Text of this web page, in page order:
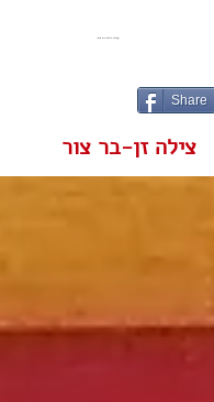
צילה זן-בר צור
עגלת הקניות שלי
Share